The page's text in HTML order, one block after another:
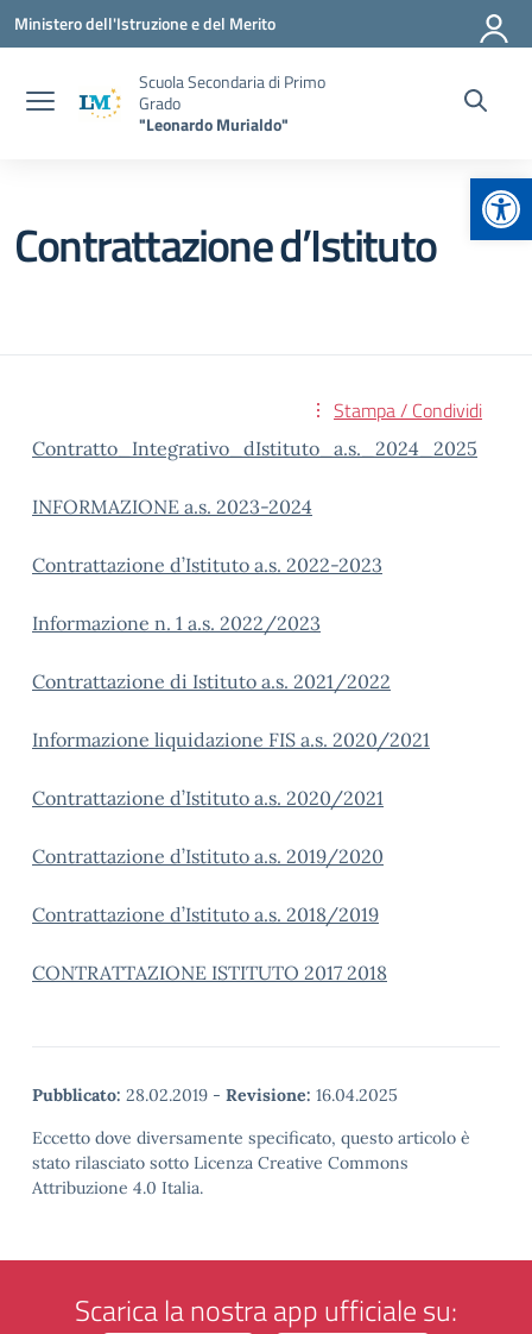
Vai ai contenuti
Vai al menu di navigazione
Vai al footer
Ministero dell'Istruzione e del Merito
Scuola Secondaria di Primo
Grado
"Leonardo Murialdo"
Contrattazione d’Istituto
Stampa / Condividi
Contratto_Integrativo_dIstituto_a.s._2024_2025
INFORMAZIONE a.s. 2023-2024
Contrattazione d’Istituto a.s. 2022-2023
Informazione n. 1 a.s. 2022/2023
Contrattazione di Istituto a.s. 2021/2022
Informazione liquidazione FIS a.s. 2020/2021
Contrattazione d’Istituto a.s. 2020/2021
Contrattazione d’Istituto a.s. 2019/2020
Contrattazione d’Istituto a.s. 2018/2019
CONTRATTAZIONE ISTITUTO 2017 2018
Pubblicato: 28.02.2019 - Revisione: 16.04.2025
Eccetto dove diversamente specificato, questo articolo è
stato rilasciato sotto Licenza Creative Commons
Attribuzione 4.0 Italia.
Scarica la nostra app ufficiale su: